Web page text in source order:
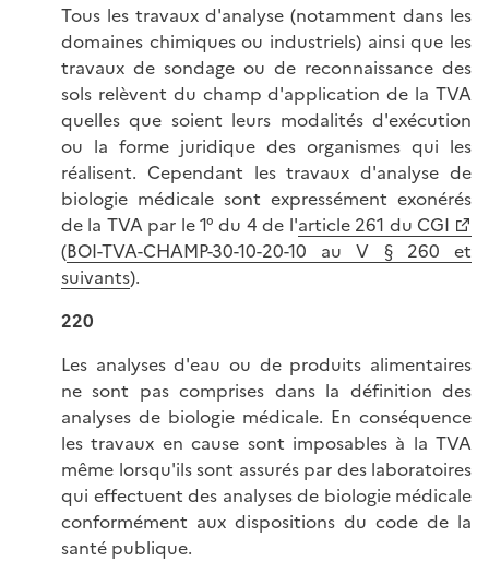
Tous les travaux d'analyse (notamment dans les
domaines chimiques ou industriels) ainsi que les
travaux de sondage ou de reconnaissance des
sols relèvent du champ d'application de la TVA
quelles que soient leurs modalités d'exécution
ou la forme juridique des organismes qui les
réalisent. Cependant les travaux d'analyse de
biologie médicale sont expressément exonérés
de la TVA par le 1° du 4 de l'article 261 du CGI
(BOI-TVA-CHAMP-30-10-20-10 au V § 260 et
suivants).
220
Les analyses d'eau ou de produits alimentaires
ne sont pas comprises dans la définition des
analyses de biologie médicale. En conséquence
les travaux en cause sont imposables à la TVA
même lorsqu'ils sont assurés par des laboratoires
qui effectuent des analyses de biologie médicale
conformément aux dispositions du code de la
santé publique.